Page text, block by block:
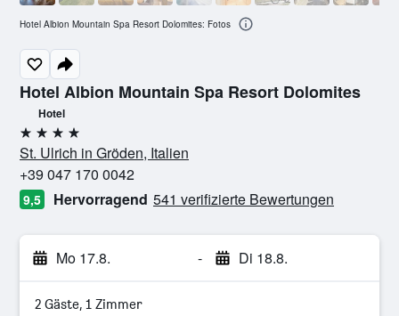
Hotel Albion Mountain Spa Resort Dolomites
Hotel
4 Sterne
St. Ulrich in Gröden, Italien
+39 047 170 0042
9,5 Hervorragend 541 verifizierte Bewertungen
Mo 17.8. - Di 18.8.
2 Gäste, 1 Zimmer
Hotel Albion Mountain Spa Resort Dolomites: Fotos